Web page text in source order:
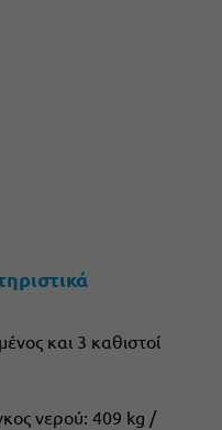
και 3 καθιστοί
νερού: 409 kg /